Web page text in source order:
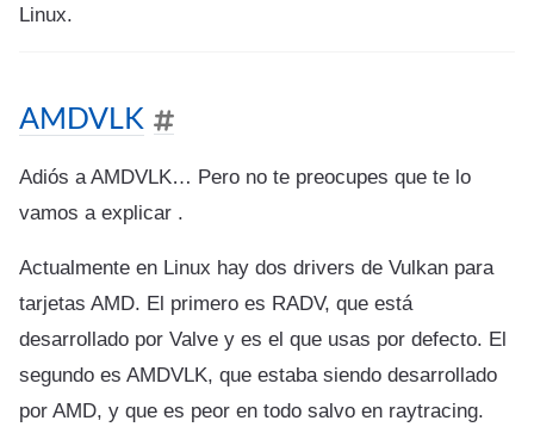
Linux.
AMDVLK
Adiós a AMDVLK… Pero no te preocupes que te lo
vamos a explicar .
Actualmente en Linux hay dos drivers de Vulkan para
tarjetas AMD. El primero es RADV, que está
desarrollado por Valve y es el que usas por defecto. El
segundo es AMDVLK, que estaba siendo desarrollado
por AMD, y que es peor en todo salvo en raytracing.